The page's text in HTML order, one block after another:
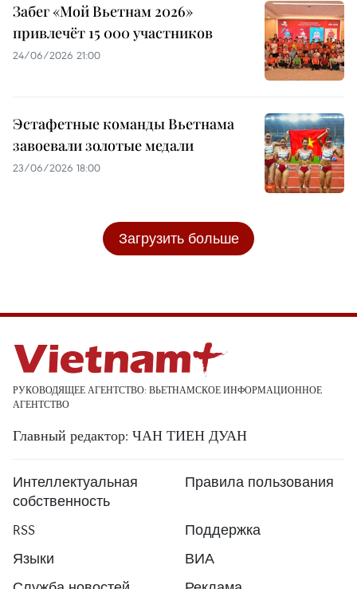
Забег «Мой Вьетнам 2026»
привлечёт 15 000 участников
24/06/2026 21:00
Эстафетные команды Вьетнама
завоевали золотые медали
23/06/2026 18:00
Загрузить больше
РУКОВОДЯЩЕЕ АГЕНТСТВО: ВЬЕТНАМСКОЕ ИНФОРМАЦИОННОЕ
АГЕНТСТВО
Главный редактор: ЧАН ТИЕН ДУАН
Интеллектуальная
собственность
Правила пользования
RSS
Поддержка
Языки
ВИА